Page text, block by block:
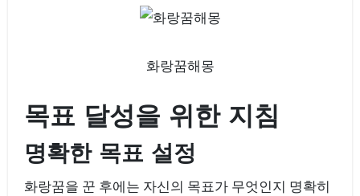
화랑꿈해몽
목표 달성을 위한 지침
명확한 목표 설정
화랑꿈을 꾼 후에는 자신의 목표가 무엇인지 명확히